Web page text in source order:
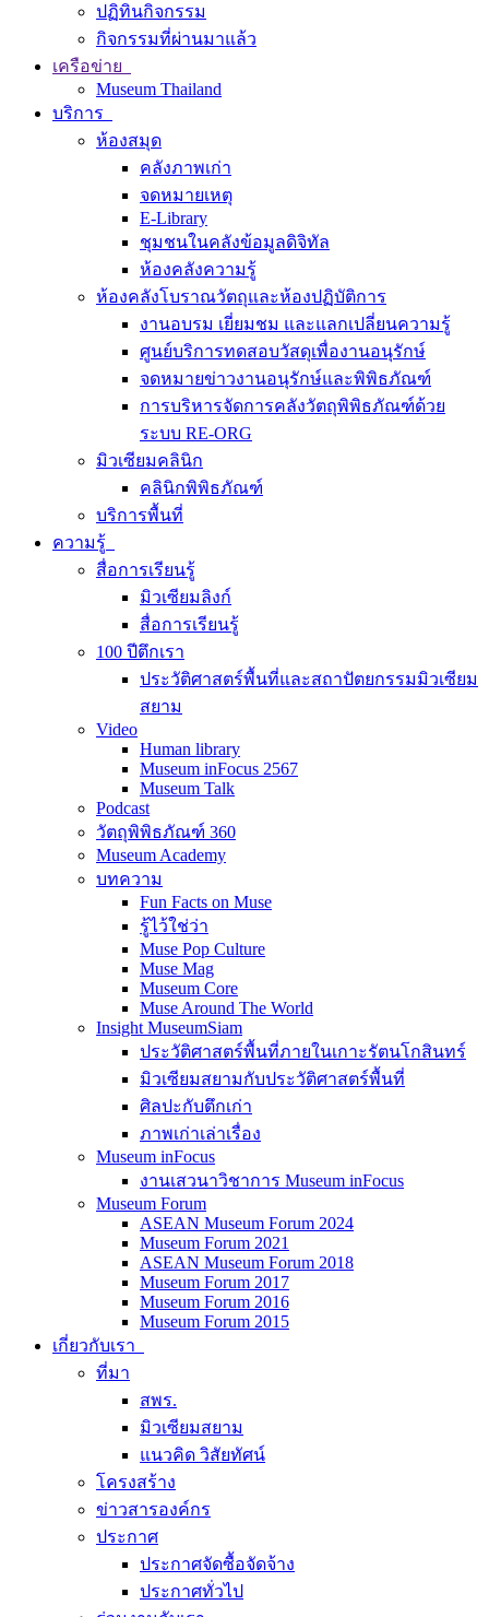
ปฏิทินกิจกรรม
กิจกรรมที่ผ่านมาแล้ว
เครือข่าย
Museum Thailand
บริการ
ห้องสมุด
คลังภาพเก่า
จดหมายเหตุ
E-Library
ชุมชนในคลังข้อมูลดิจิทัล
ห้องคลังความรู้
ห้องคลังโบราณวัตถุและห้องปฏิบัติการ
งานอบรม เยี่ยมชม และแลกเปลี่ยนความรู้
ศูนย์บริการทดสอบวัสดุเพื่องานอนุรักษ์
จดหมายข่าวงานอนุรักษ์และพิพิธภัณฑ์
การบริหารจัดการคลังวัตถุพิพิธภัณฑ์ด้วย
ระบบ RE-ORG
มิวเซียมคลินิก
คลินิกพิพิธภัณฑ์
บริการพื้นที่
ความรู้
สื่อการเรียนรู้
มิวเซียมลิงก์
สื่อการเรียนรู้
100 ปีตึกเรา
ประวัติศาสตร์พื้นที่และสถาปัตยกรรมมิวเซียม
สยาม
Video
Human library
Museum inFocus 2567
Museum Talk
Podcast
วัตถุพิพิธภัณฑ์ 360
Museum Academy
บทความ
Fun Facts on Muse
รู้ไว้ใช่ว่า
Muse Pop Culture
Muse Mag
Museum Core
Muse Around The World
Insight MuseumSiam
ประวัติศาสตร์พื้นที่ภายในเกาะรัตนโกสินทร์
มิวเซียมสยามกับประวัติศาสตร์พื้นที่
ศิลปะกับตึกเก่า
ภาพเก่าเล่าเรื่อง
Museum inFocus
งานเสวนาวิชาการ Museum inFocus
Museum Forum
ASEAN Museum Forum 2024
Museum Forum 2021
ASEAN Museum Forum 2018
Museum Forum 2017
Museum Forum 2016
Museum Forum 2015
เกี่ยวกับเรา
ที่มา
สพร.
มิวเซียมสยาม
แนวคิด วิสัยทัศน์
โครงสร้าง
ข่าวสารองค์กร
ประกาศ
ประกาศจัดซื้อจัดจ้าง
ประกาศทั่วไป